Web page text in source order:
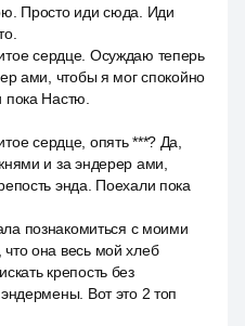
Просто иди сюда. Иди
сердце. Осуждаю теперь
ами, чтобы я мог спокойно
пока Настю.
сердце, опять ***? Да,
и за эндерер ами,
энда. Поехали пока
познакомиться с моими
она весь мой хлеб
крепость без
Вот это 2 топ